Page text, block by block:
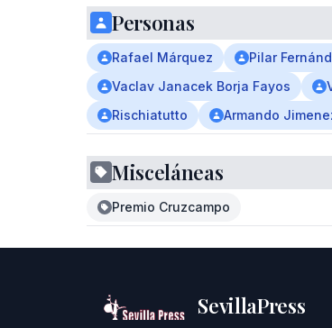
Personas
Rafael Márquez Pilar
Vaclav Janacek Borja Fayos
Rischiatutto
Armando
Misceláneas
Premio Cruzcampo
SevillaPress